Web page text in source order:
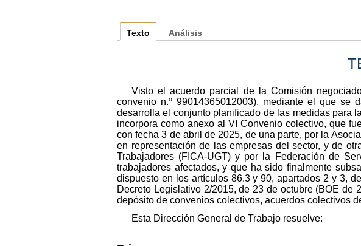
Texto
Visto el acuerdo parcial de la Comisión
convenio n.º 99014365012003), mediante el que
desarrolla el conjunto planificado de las medidas para
incorpora como anexo al VI Convenio colectivo, que
con fecha 3 de abril de 2025, de una parte, por la
en representación de las empresas del sector, y de
Trabajadores (FICA-UGT) y por la Federación de
trabajadores afectados, y que ha sido finalmente
dispuesto en los artículos 86.3 y 90, apartados 2 y 3,
Decreto Legislativo 2/2015, de 23 de octubre (BOE
depósito de convenios colectivos, acuerdos colectivos
Esta Dirección General de Trabajo resuelve:
Análisis